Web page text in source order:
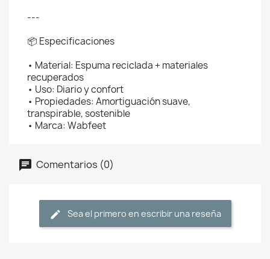
---
📦 Especificaciones
• Material: Espuma reciclada + materiales
recuperados
• Uso: Diario y confort
• Propiedades: Amortiguación suave,
transpirable, sostenible
• Marca: Wabfeet
Comentarios (0)
Sea el primero en escribir una reseña